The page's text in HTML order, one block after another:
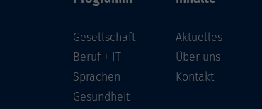
Gesellschaft
Beruf + IT
Sprachen
Gesundheit
Aktuelles
Über uns
Kontakt